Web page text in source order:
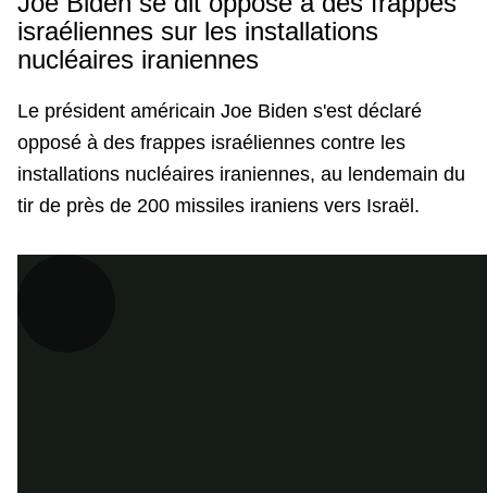
israéliennes sur les installations
nucléaires iraniennes
Le président américain Joe Biden s'est déclaré
opposé à des frappes israéliennes contre les
installations nucléaires iraniennes, au lendemain du
tir de près de 200 missiles iraniens vers Israël.